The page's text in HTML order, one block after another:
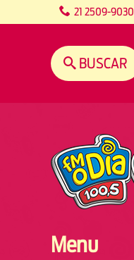
21 2509-9030
BUSCAR
Menu